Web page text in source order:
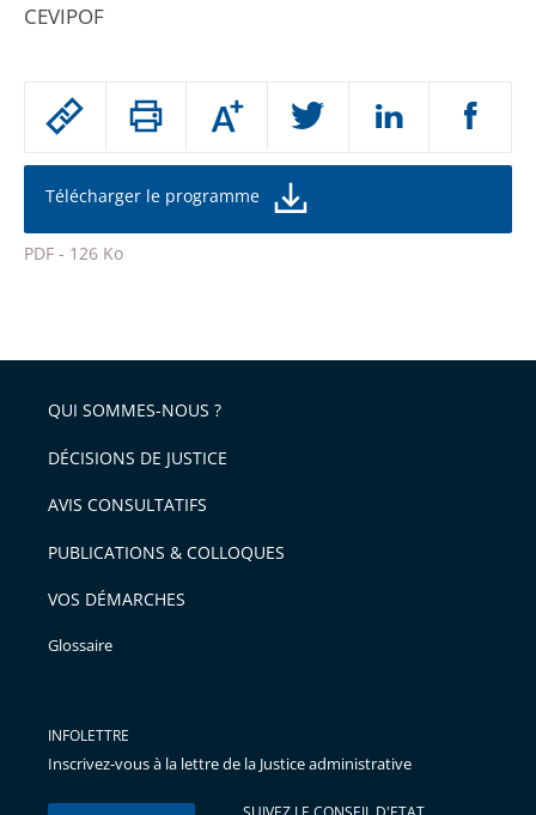
Passer
partage
de
l'article
pour
Augmenter
ou
la
de
police
Télécharger le programme
PDF - 126 Ko
l'article
pour
avant
CEVIPOF
QUI SOMMES-NOUS ?
DÉCISIONS DE JUSTICE
AVIS CONSULTATIFS
PUBLICATIONS & COLLOQUES
VOS DÉMARCHES
Glossaire
INFOLETTRE
Inscrivez-vous à la lettre de la Justice administrative